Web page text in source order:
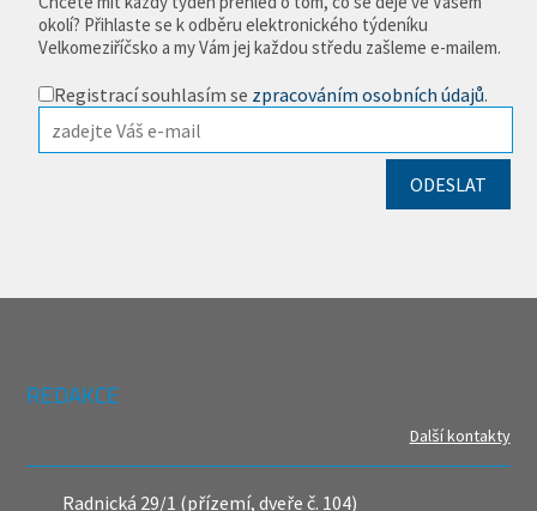
okolí? Přihlaste se k odběru elektronického týdeníku
Velkomeziříčsko a my Vám jej každou středu zašleme e-mailem.
Registrací souhlasím se zpracováním osobních údajů.
REDAKCE
Další kontakty
Radnická 29/1 (přízemí, dveře č. 104)